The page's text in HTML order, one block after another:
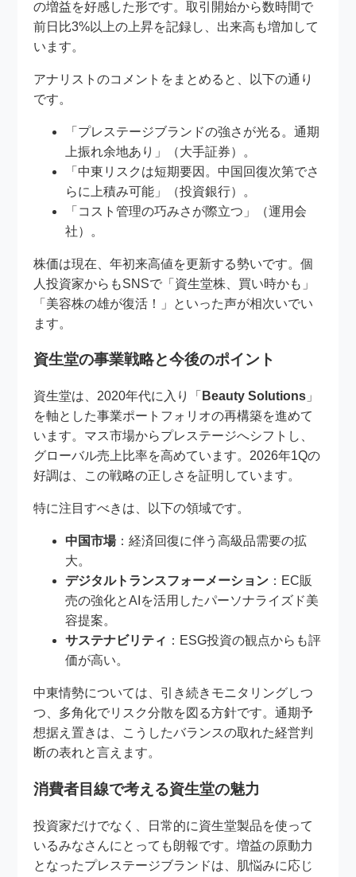
の増益を好感した形です。取引開始から数時間で
前日比3%以上の上昇を記録し、出来高も増加して
います。
アナリストのコメントをまとめると、以下の通り
です。
「プレステージブランドの強さが光る。通期
上振れ余地あり」（大手証券）。
「中東リスクは短期要因。中国回復次第でさ
らに上積み可能」（投資銀行）。
「コスト管理の巧みさが際立つ」（運用会
社）。
株価は現在、年初来高値を更新する勢いです。個
人投資家からもSNSで「資生堂株、買い時かも」
「美容株の雄が復活！」といった声が相次いでい
ます。
資生堂の事業戦略と今後のポイント
資生堂は、2020年代に入り「 Beauty Solutions 」
を軸とした事業ポートフォリオの再構築を進めて
います。マス市場からプレステージへシフトし、
グローバル売上比率を高めています。2026年1Qの
好調は、この戦略の正しさを証明しています。
特に注目すべきは、以下の領域です。
中国市場：経済回復に伴う高級品需要の拡
大。
デジタルトランスフォーメーション ：EC販
売の強化とAIを活用したパーソナライズド美
容提案。
サステナビリティ ：ESG投資の観点からも評
価が高い。
中東情勢については、引き続きモニタリングしつ
つ、多角化でリスク分散を図る方針です。通期予
想据え置きは、こうしたバランスの取れた経営判
断の表れと言えます。
消費者目線で考える資生堂の魅力
投資家だけでなく、日常的に資生堂製品を使って
いるみなさんにとっても朗報です。増益の原動力
となったプレステージブランドは、肌悩みに応じ